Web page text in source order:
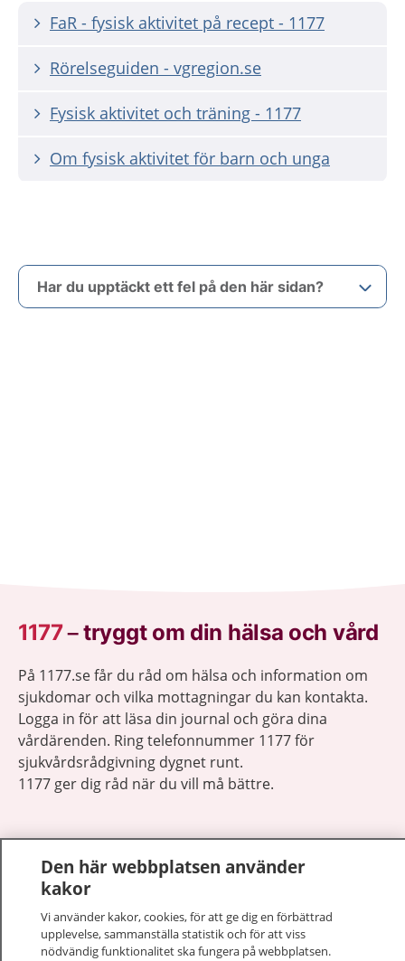
FaR - fysisk aktivitet på recept - 1177
Rörelseguiden - vgregion.se
Fysisk aktivitet och träning - 1177
Om fysisk aktivitet för barn och unga
Har du upptäckt ett fel på den här sidan?
1177–tryggt om din hälsa och vård
På 1177.se får du råd om hälsa och information om
sjukdomar och vilka mottagningar du kan kontakta.
Logga in för att läsa din journal och göra dina
vårdärenden. Ring telefonnummer 1177 för
sjukvårdsrådgivning dygnet runt.
1177 ger dig råd när du vill må bättre.
Om 1177
Den här webbplatsen använder
kakor
Vi använder kakor, cookies, för att ge dig en förbättrad
upplevelse, sammanställa statistik och för att viss
nödvändig funktionalitet ska fungera på webbplatsen.